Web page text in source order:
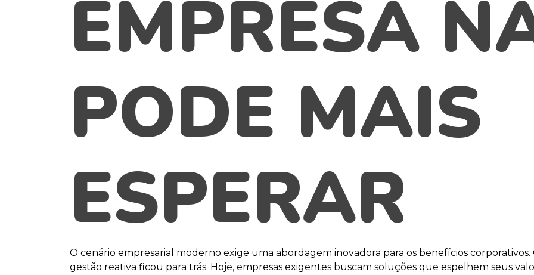
EMPRESA
PODE MAIS
ESPERAR
O cenário empresarial moderno exige uma abordagem inovadora para os benefícios
gestão reativa ficou para trás. Hoje, empresas exigentes buscam soluções que espelhem seus